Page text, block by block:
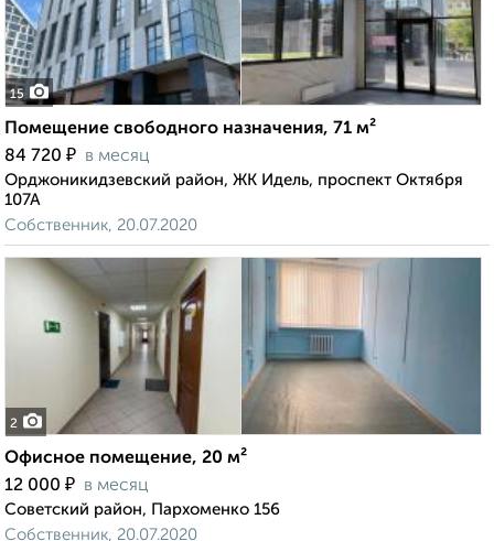
15
Помещение свободного назначения, 71 м²
84 720 ₽ в месяц
Орджоникидзевский район, ЖК Идель, проспект Октября
107А
Собственник, 20.07.2020
2
Офисное помещение, 20 м²
12 000 ₽ в месяц
Советский район, Пархоменко 156
Собственник, 20.07.2020